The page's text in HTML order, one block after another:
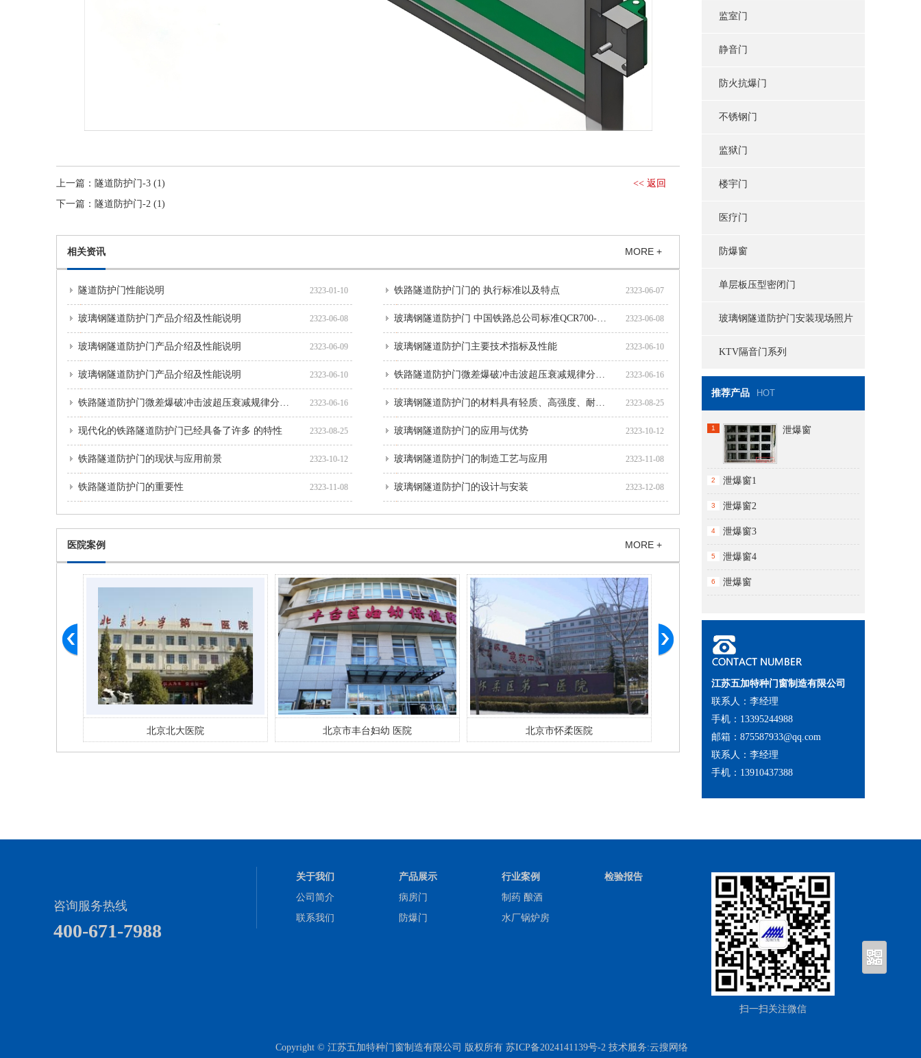
上一篇： 隧道防护门-3 (1)
下一篇： 隧道防护门-2 (1)
<< 返回
相关资讯 MORE +
隧道防护门性能说明 2323-01-10 铁路隧道防护门门的 执行标准以及特点 2323-06-07
玻璃钢隧道防护门产品介绍及性能说明 2323-06-08 玻璃钢隧道防护门 中国铁路总公司标准QCR700-2019 2323-06-08
玻璃钢隧道防护门产品介绍及性能说明 2323-06-09 玻璃钢隧道防护门主要技术指标及性能 2323-06-10
玻璃钢隧道防护门产品介绍及性能说明 2323-06-10 铁路隧道防护门微差爆破冲击波超压衰减规律分析和预测 2323-06-16
铁路隧道防护门微差爆破冲击波超压衰减规律分析和预测 2323-06-16 玻璃钢隧道防护门的材料具有轻质、高强度、耐高温等特点 2323-08-25
现代化的铁路隧道防护门已经具备了许多 的特性 2323-08-25 玻璃钢隧道防护门的应用与优势 2323-10-12
铁路隧道防护门的现状与应用前景 2323-10-12 玻璃钢隧道防护门的制造工艺与应用 2323-11-08
铁路隧道防护门的重要性 2323-11-08 玻璃钢隧道防护门的设计与安装 2323-12-08
医院案例 MORE +
北京市丰台妇幼 医院 北京市怀柔医院 北京天坛医院 北京肿瘤医院廊坊分院
监室门
静音门
防火抗爆门
不锈钢门
监狱门
楼宇门
医疗门
防爆窗
单层板压型密闭门
玻璃钢隧道防护门安装现场照片
KTV隔音门系列
推荐产品 HOT
1 泄爆窗
2 泄爆窗1
3 泄爆窗2
4 泄爆窗3
5 泄爆窗4
6 泄爆窗
江苏五加特种门窗制造有限公司
联系人：李经理
手机：13395244988
邮箱：875587933@qq.com
联系人：李经理
手机：13910437388
咨询服务热线
400-671-7988
关于我们
公司简介
联系我们
产品展示
病房门
防爆门
行业案例
制药 酿酒
水厂锅炉房
检验报告
扫一扫关注微信
Copyright © 江苏五加特种门窗制造有限公司 版权所有 苏ICP备2024141139号-2 技术服务:云搜网络